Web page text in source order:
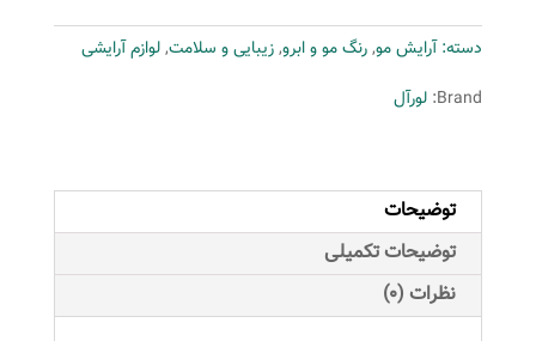
لورآل
سری
Excellence
حجم
48
میلی
لیتر
رنگ
دسته:آرایش مو,رنگ مو و ابرو,زیبایی و سلامت,لوازم آرایشی
Brand: لورآل
توضیحات
توضیحات تکمیلی
نظرات (0)